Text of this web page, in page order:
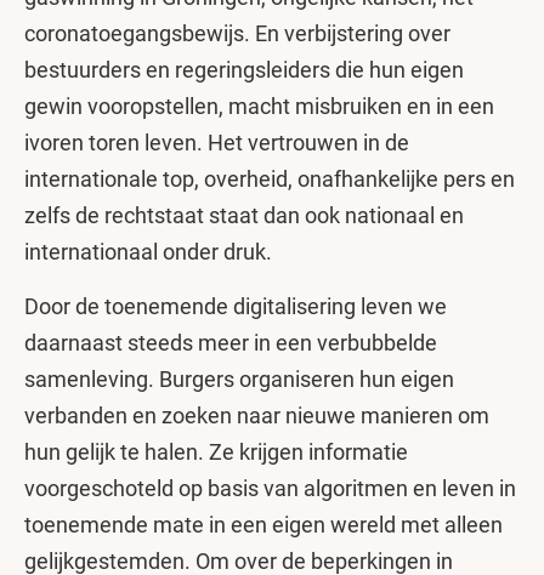
coronatoegangsbewijs. En verbijstering over
bestuurders en regeringsleiders die hun eigen
gewin vooropstellen, macht misbruiken en in een
ivoren toren leven. Het vertrouwen in de
internationale top, overheid, onafhankelijke pers en
zelfs de rechtstaat staat dan ook nationaal en
internationaal onder druk.
Door de toenemende digitalisering leven we
daarnaast steeds meer in een verbubbelde
samenleving. Burgers organiseren hun eigen
verbanden en zoeken naar nieuwe manieren om
hun gelijk te halen. Ze krijgen informatie
voorgeschoteld op basis van algoritmen en leven in
toenemende mate in een eigen wereld met alleen
gelijkgestemden. Om over de beperkingen in